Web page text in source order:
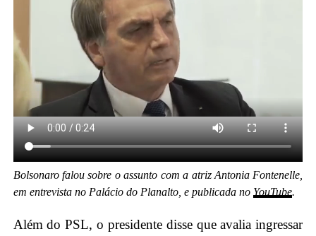
Bolsonaro falou sobre o assunto com a atriz Antonia Fontenelle,
em entrevista no Palácio do Planalto, e publicada no YouTube.
Além do PSL, o presidente disse que avalia ingressar